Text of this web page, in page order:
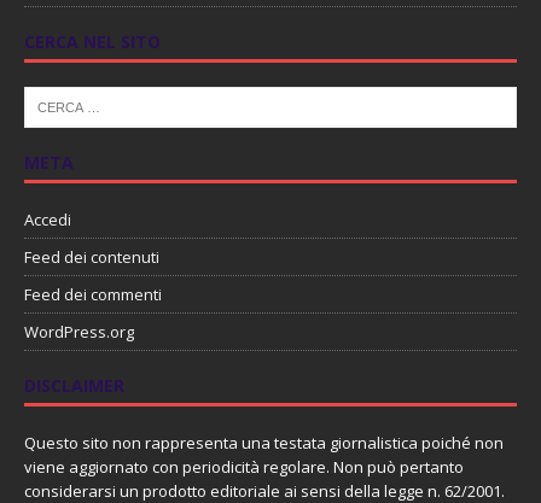
CERCA NEL SITO
META
Accedi
Feed dei contenuti
Feed dei commenti
WordPress.org
DISCLAIMER
Questo sito non rappresenta una testata giornalistica poiché non
viene aggiornato con periodicità regolare. Non può pertanto
considerarsi un prodotto editoriale ai sensi della legge n. 62/2001.